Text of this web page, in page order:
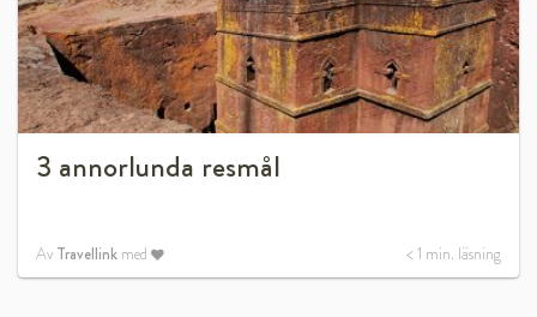
3 annorlunda resmål
Av Travellink med < 1 min. läsning